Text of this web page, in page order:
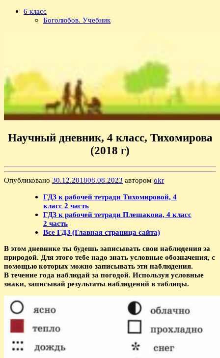
6 класс
Боголюбов. Учебник
Научный дневник, 4 класс, Тихомирова
(2018 г)
Опубликовано 30.12.201808.08.2023 автором okr
ГДЗ к рабочей тетради Тихомировой, 4
класс 2 часть
ГДЗ к рабочей тетради Плешакова, 4 класс
2 часть
Все ГДЗ (Главная страница сайта)
В этом дневнике ты будешь записывать свои наблюдения за
природой. Для этого тебе надо знать условные обозначения, с
помощью которых можно записывать эти наблюдения.
В течение года наблюдай за погодой. Используя условные
знаки, записывай результаты наблюдений в таблицы.